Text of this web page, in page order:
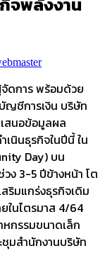
ดการ พร้อมด้วย
ชีการเงิน บริษัท
สนอข้อมูลผล
เนินธุรกิจในปีนี้ ใน
Day) บน
ง 3-5 ปีข้างหน้า โต
ริมแกร่งธุรกิจเดิม
ในไตรมาส 4/64
กรรมขนาดเล็ก
มสำนักงานบริษัท